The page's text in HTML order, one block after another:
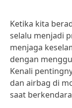
Ketika kita
selalu menjadi
menjaga
dengan
Kenali
dan airbag di
saat